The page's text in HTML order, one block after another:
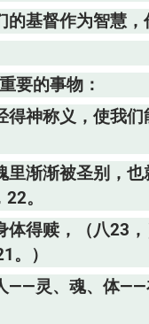
基督作为智慧，
要的事物：
神称义，使我
渐渐被圣别，也
。
得赎，（八23
。）
——灵、魂、体——